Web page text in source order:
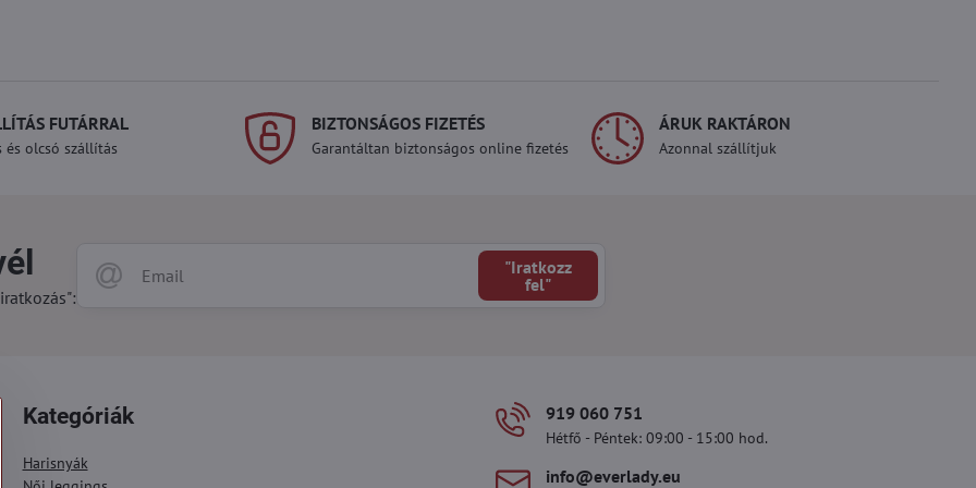
FUTÁRRAL
és olcsó szállítás
BIZTONSÁGOS FIZETÉS
Garantáltan biztonságos online fizetés
ÁRUK RAKTÁRON
Azonnal szállítjuk
"Iratkozz
fel"
Kategóriák
Harisnyák
919 060 751
Hétfő - Péntek: 09:00 - 15:00 hod.
info​@everlady​.eu